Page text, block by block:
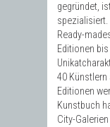
gegründet,
Ready-
Editionen
40 Künstlern
Editionen
Kunstbuch
City-